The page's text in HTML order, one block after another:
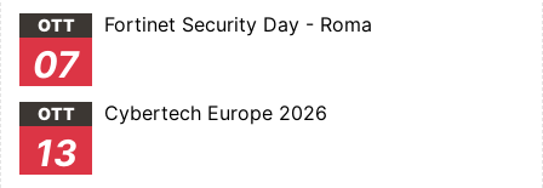
OTT
07
Fortinet Security Day - Roma
OTT
13
Cybertech Europe 2026